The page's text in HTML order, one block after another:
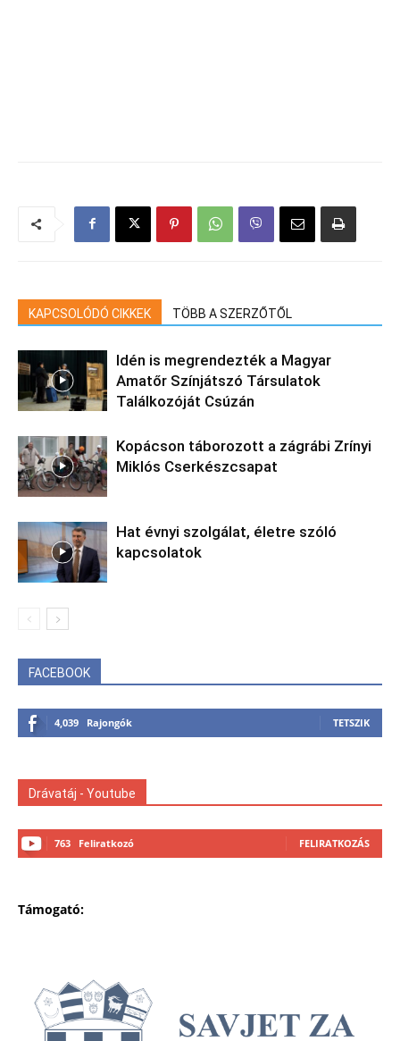
KAPCSOLÓDÓ CIKKEK TÖBB A SZERZŐTŐL
Idén is megrendezték a Magyar
Amatőr Színjátszó Társulatok
Találkozóját Csúzán
Kopácson táborozott a zágrábi Zrínyi
Miklós Cserkészcsapat
Hat évnyi szolgálat, életre szóló
kapcsolatok
FACEBOOK
4,039 Rajongók TETSZIK
Drávatáj - Youtube
763 Feliratkozó FELIRATKOZÁS
Támogató: